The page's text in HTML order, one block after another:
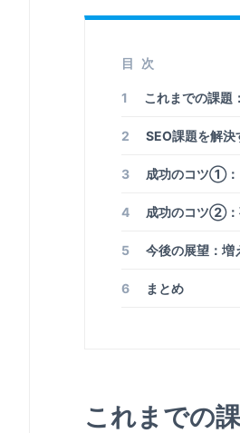
目次
1 これまでの課題
2 SEO課題を解
3 成功のコツ①：
4 成功のコツ②：
5 今後の展望：増
6 まとめ
これまでの